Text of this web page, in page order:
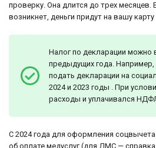
проверку. Она длится до трех месяцев.
возникнет, деньги придут на вашу
Налог по декларации можно
предыдущих года. Например,
подать декларации на
2024 и 2023 годы . При
расходы и уплачивался
С 2024 года для оформления
об оплате медуслуг (для ДМС —